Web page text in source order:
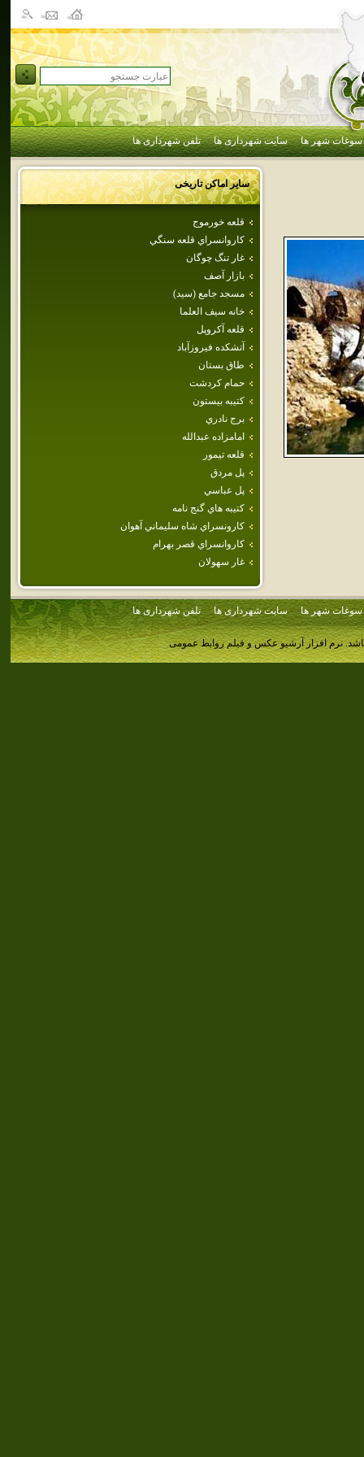
سوغات شهر ها سایت شهرداری ها تلفن شهرداری ها
سایر اماکن تاریخی
قلعه خورموج
كاروانسراي‌ قلعه‌ سنگي‌
غار تنگ چوگان
بازار آصف
مسجد جامع (سيد)
خانه سيف العلما
قلعه آكروپل
آتشكده فيروزآباد
طاق بستان
حمام كردشت
كتيبه بيستون
برج نادري
امامزاده‌ عبدالله
قلعه تيمور
پل مردق
پل عباسي
كتيبه هاي گنج نامه
كارونسراي‌ شاه‌ سليماني‌ آهوان‌
كاروانسراي قصر بهرام
غار سهولان
سوغات شهر ها سایت شهرداری ها تلفن شهرداری ها
نرم افزار آرشیو عکس و فیلم روابط عمومی